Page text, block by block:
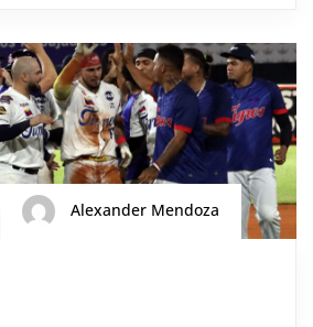
Alexander Mendoza